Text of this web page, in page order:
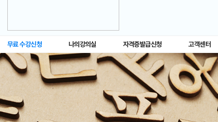
무료 수강신청 나의강의실 자격증발급신청 고객센터